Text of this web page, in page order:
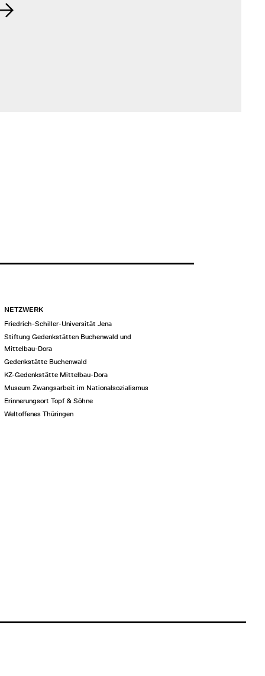
NETZWERK
Friedrich-Schiller-Universität Jena
Stiftung Gedenkstätten Buchenwald und
Mittelbau-Dora
Gedenkstätte Buchenwald
KZ-Gedenkstätte Mittelbau-Dora
Museum Zwangsarbeit im Nationalsozialismus
Erinnerungsort Topf & Söhne
Weltoffenes Thüringen